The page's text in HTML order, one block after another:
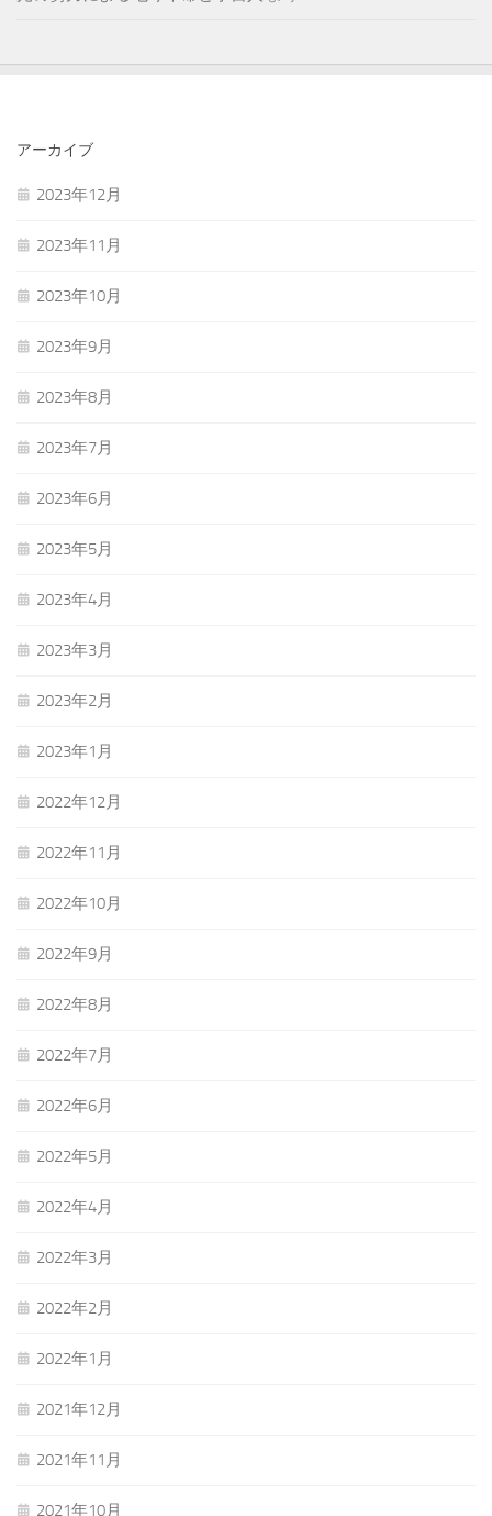
アーカイブ
2023年12月
2023年11月
2023年10月
2023年9月
2023年8月
2023年7月
2023年6月
2023年5月
2023年4月
2023年3月
2023年2月
2023年1月
2022年12月
2022年11月
2022年10月
2022年9月
2022年8月
2022年7月
2022年6月
2022年5月
2022年4月
2022年3月
2022年2月
2022年1月
2021年12月
2021年11月
2021年10月